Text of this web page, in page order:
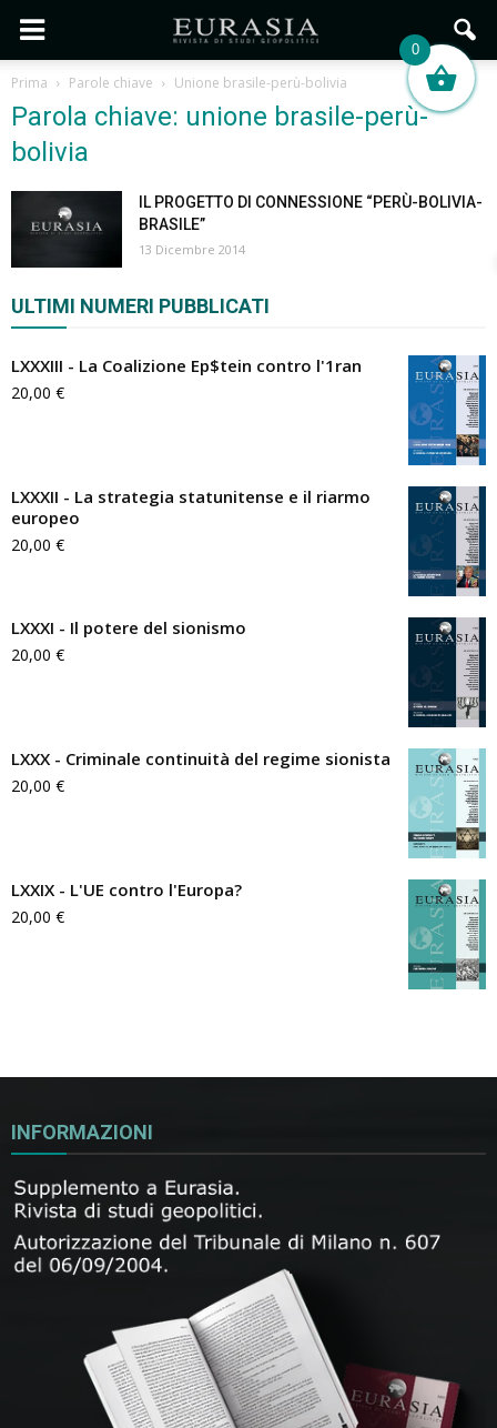
Prima Parole chiave Unione brasile-perù-bolivia
Parola chiave: unione brasile-perù-
bolivia
IL PROGETTO DI CONNESSIONE “PERÙ-BOLIVIA-
BRASILE”
13 Dicembre 2014
ULTIMI NUMERI PUBBLICATI
LXXXIII - La Coalizione Ep$tein contro l'1ran
20,00 €
LXXXII - La strategia statunitense e il riarmo
europeo
20,00 €
LXXXI - Il potere del sionismo
20,00 €
LXXX - Criminale continuità del regime sionista
20,00 €
LXXIX - L'UE contro l'Europa?
20,00 €
INFORMAZIONI
0